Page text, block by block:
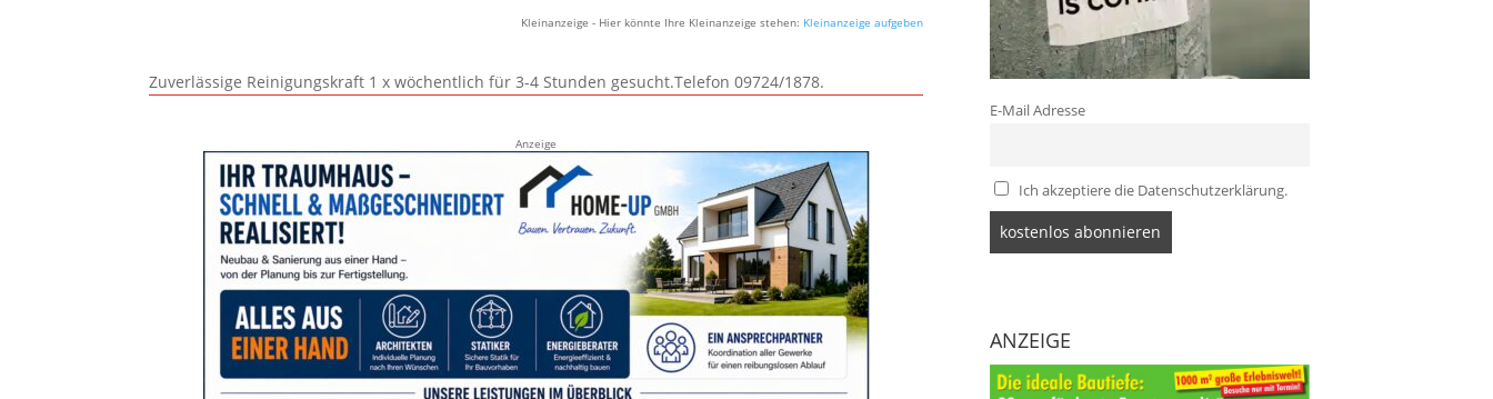
Kleinanzeige - Hier könnte Ihre Kleinanzeige stehen: Kleinanzeige aufgeben
Zuverlässige Reinigungskraft 1 x wöchentlich für 3-4 Stunden gesucht.Telefon 09724/1878.
Anzeige
E-Mail Adresse
Ich akzeptiere die Datenschutzerklärung.
ANZEIGE